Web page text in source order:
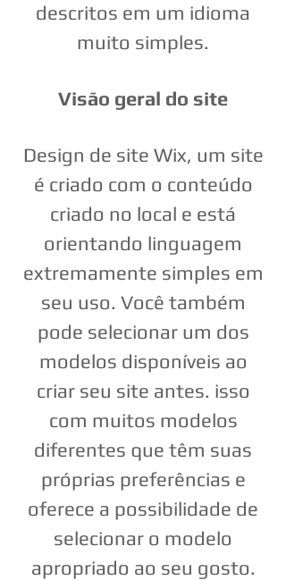
descritos em um idioma
muito simples.
Visão geral do site
Design de site Wix, um site
é criado com o conteúdo
criado no local e está
orientando linguagem
extremamente simples em
seu uso. Você também
pode selecionar um dos
modelos disponíveis ao
criar seu site antes. isso
com muitos modelos
diferentes que têm suas
próprias preferências e
oferece a possibilidade de
selecionar o modelo
apropriado ao seu gosto.